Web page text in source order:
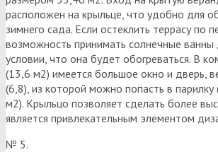
расположен на крыльце, что удобно для
зимнего сада. Если остеклить террасу по
возможность принимать солнечные
условии, что она будет обогреваться. В
(13,6 м2) имеется большое окно и дверь,
(6,8), из которой можно попасть в парилку
м2). Крыльцо позволяет сделать более
является привлекательным элементом
№ 5.